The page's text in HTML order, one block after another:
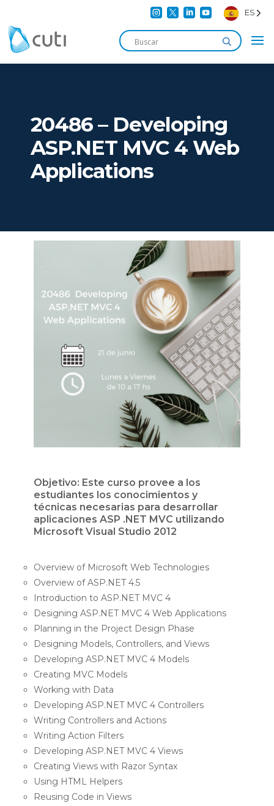
    ES
20486 – Developing
ASP.NET MVC 4 Web
Applications
Objetivo: Este curso provee a los
estudiantes los conocimientos y
técnicas necesarias para desarrollar
aplicaciones ASP .NET MVC utilizando
Microsoft Visual Studio 2012
Overview of Microsoft Web Technologies
Overview of ASP.NET 4.5
Introduction to ASP.NET MVC 4
Designing ASP.NET MVC 4 Web Applications
Planning in the Project Design Phase
Designing Models, Controllers, and Views
Developing ASP.NET MVC 4 Models
Creating MVC Models
Working with Data
Developing ASP.NET MVC 4 Controllers
Writing Controllers and Actions
Writing Action Filters
Developing ASP.NET MVC 4 Views
Creating Views with Razor Syntax
Using HTML Helpers
Reusing Code in Views